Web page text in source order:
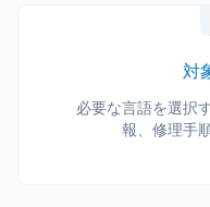
対
必要な言語を選択
報、修理手